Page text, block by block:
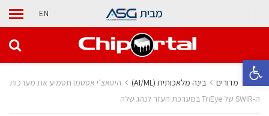
פתח סרגל נגישות
מבית EN
בית מדורים בינה מלאכותית (AI/ML)
היטאצ’י אסטמו תטמיע את מערכות
ה-SWIR של TriEye במערכת העזר לנהג שלה